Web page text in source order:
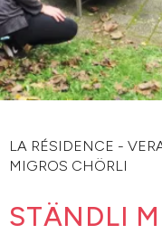
LA RÉSIDENCE -
MIGROS CHÖRLI
STÄNDLI